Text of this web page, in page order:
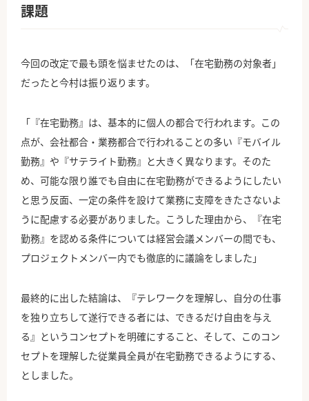
課題
今回の改定で最も頭を悩ませたのは、「在宅勤務の対象者」
だったと今村は振り返ります。
「『在宅勤務』は、基本的に個人の都合で行われます。この
点が、会社都合・業務都合で行われることの多い『モバイル
勤務』や『サテライト勤務』と大きく異なります。そのた
め、可能な限り誰でも自由に在宅勤務ができるようにしたい
と思う反面、一定の条件を設けて業務に支障をきたさないよ
うに配慮する必要がありました。こうした理由から、『在宅
勤務』を認める条件については経営会議メンバーの間でも、
プロジェクトメンバー内でも徹底的に議論をしました」
最終的に出した結論は、『テレワークを理解し、自分の仕事
を独り立ちして遂行できる者には、できるだけ自由を与え
る』というコンセプトを明確にすること、そして、このコン
セプトを理解した従業員全員が在宅勤務できるようにする、
としました。